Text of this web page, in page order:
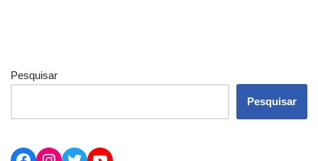
Pesquisar
Pesquisar